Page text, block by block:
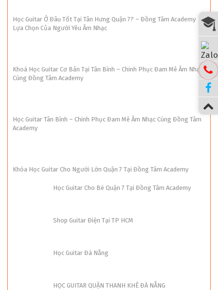
Học Guitar Ở Đâu Tốt Tại Tân Hưng Quận 7? – Đồng Tâm Academy
Lựa Chọn Của Người Yêu Âm Nhạc
Khoá Học Guitar Cơ Bản Tại Tân Bình – Chinh Phục Đam Mê Âm Nhạc
Cùng Đồng Tâm Academy
Học Guitar Tân Bình – Chinh Phục Đam Mê Âm Nhạc Cùng Đồng Tâm
Academy
Khóa Học Guitar Cho Người Lớn Quận 7 Tại Đồng Tâm Academy
Học Guitar Cho Bé Quận 7 Tại Đồng Tâm Academy
Shop Guitar Điện Tại TP HCM
Học Guitar Đà Nẵng
HỌC GUITAR QUẬN THANH KHÊ ĐÀ NẴNG